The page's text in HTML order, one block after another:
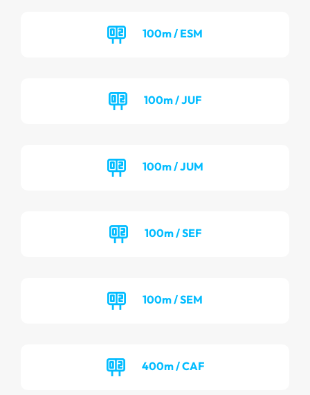
100m / ESM
100m / JUF
100m / JUM
100m / SEF
100m / SEM
400m / CAF